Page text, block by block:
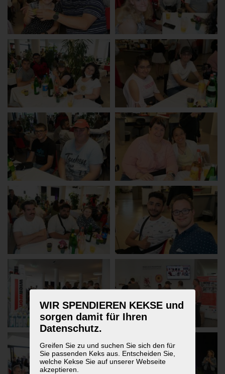
WIR SPENDIEREN KEKSE und
sorgen damit für Ihren
Datenschutz.
Greifen Sie zu und suchen Sie sich den für
Sie passenden Keks aus. Entscheiden Sie,
welche Kekse Sie auf unserer Webseite
akzeptieren.